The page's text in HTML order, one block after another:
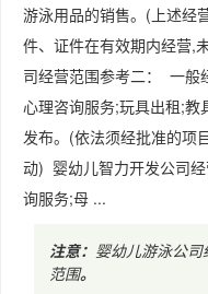
游泳用品的销售。(上述经
件、证件在有效期内经营,
司经营范围参考二： 一般
心理咨询服务;玩具出租;教
发布。(依法须经批准的项
动) 婴幼儿智力开发公司
询服务;母 ...
注意： 婴幼儿游泳公
范围。